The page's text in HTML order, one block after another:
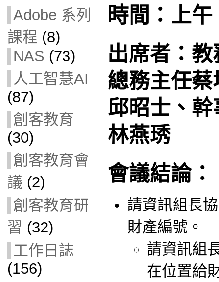
Adobe 系列
課程 (8)
NAS (73)
人工智慧AI
(87)
創客教育
(30)
創客教育會
議 (2)
創客教育研
習 (32)
工作日誌
(156)
時間：上
出席者：
總務主任
邱昭士、
林燕琇
會議結論：
請資訊組長
財產編號。
請資訊組
在位置給